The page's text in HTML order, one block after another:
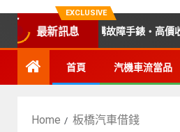
EXCLUSIVE
最新訊息
收購老錶・收購故障手錶・高價收購
首頁 汽機車流當品
Home 板橋汽車借錢